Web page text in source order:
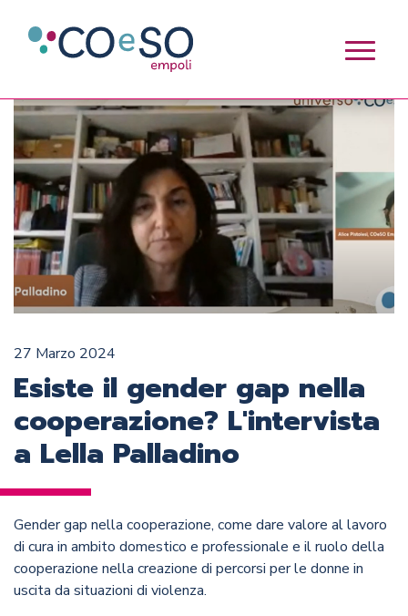
27 Marzo 2024
Esiste il gender gap nella
cooperazione? L'intervista
a Lella Palladino
Gender gap nella cooperazione, come dare valore al lavoro
di cura in ambito domestico e professionale e il ruolo della
cooperazione nella creazione di percorsi per le donne in
uscita da situazioni di violenza.